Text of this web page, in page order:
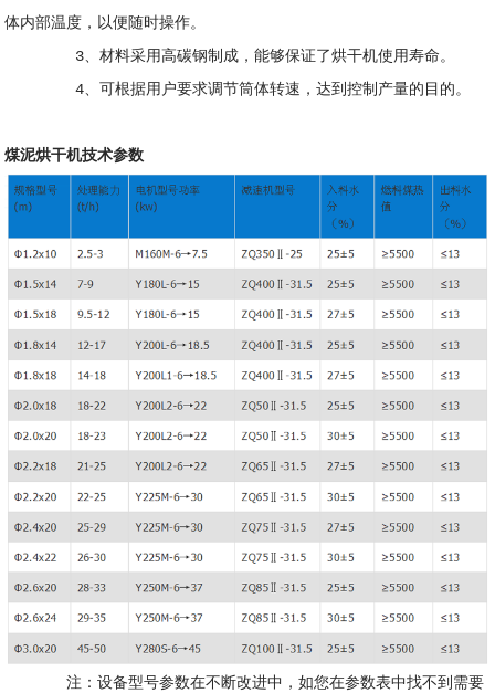
体内部温度，以便随时操作。
3、材料采用高碳钢制成，能够保证了烘干机使用寿命。
4、可根据用户要求调节筒体转速，达到控制产量的目的。
煤泥烘干机技术参数
注：设备型号参数在不断改进中，如您在参数表中找不到需要